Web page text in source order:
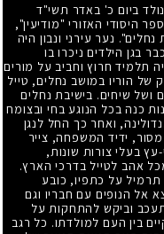
ביום כ' באדר תשי"ד
היסודי האזורי "מודיעין",
נער עירני ונבון היה
בגן הילדים ניכרו בו
תלמיד חרוץ וחביב על מורים
של הוריו במושב נחלים, טייל
שיחים. בישיבת נחלים
כנה בכל הנוגע בחי ובצומח
ואחר כך החל לנגן
ידיד המשפחה, צייר
בעלי צורות שונות,
אהב לטייל בדרכי הארץ.
תרמיל על כתפיו, כובע
אל הנופים עם חבריו וגם
וביקש להתחקות על
בין העם למולדתו. כל רגב